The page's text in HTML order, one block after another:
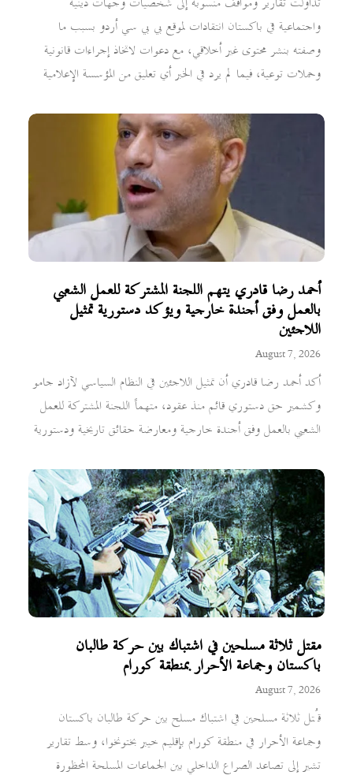
واجتماعية في باكستان انتقادات لموقع بي بي سي أردو بسبب ما
وصفته بنشر محتوى غير أخلاقي، مع دعوات لاتخاذ إجراءات قانونية
وحملات توعية، فيما لم يرد في الخبر أي تعليق من المؤسسة الإعلامية
أحمد رضا قادري يتهم اللجنة المشتركة للعمل الشعبي
بالعمل وفق أجندة خارجية ويؤكد دستورية تمثيل
اللاجئين
August 7, 2026
أكد أحمد رضا قادري أن تمثيل اللاجئين في النظام السياسي لآزاد جامو
وكشمير حق دستوري قائم منذ عقود، متهماً اللجنة المشتركة للعمل
الشعبي بالعمل وفق أجندة خارجية ومعارضة حقائق تاريخية ودستورية
مقتل ثلاثة مسلحين في اشتباك بين حركة طالبان
باكستان وجماعة الأحرار بمنطقة كورام
August 7, 2026
قُتل ثلاثة مسلحين في اشتباك مسلح بين حركة طالبان باكستان
وجماعة الأحرار في منطقة كورام بإقليم خيبر بختونخوا، وسط تقارير
تشير إلى تصاعد الصراع الداخلي بين الجماعات المسلحة المحظورة